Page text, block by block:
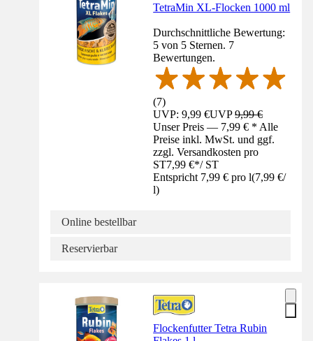
TetraMin XL-Flocken 1000 ml
Durchschnittliche Bewertung:
5 von 5 Sternen. 7
Bewertungen.
(7)
UVP: 9,99 €UVP9,99 €
Unser Preis — 7,99 € * Alle
Preise inkl. MwSt. und ggf.
zzgl. Versandkosten pro
ST7,99 €*/ ST
Entspricht 7,99 € pro l(7,99 €/
l)
Online bestellbar
Reservierbar
Flockenfutter Tetra Rubin